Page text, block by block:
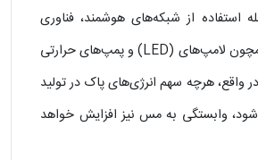
استفاده از شبکه‌های هوشمند، فناوری
مرتبط با روشنایی همچون لامپ‌های (LED) و پمپ‌های حرارتی
هرچه سهم انرژی‌های پاک در تولید
شود، وابستگی به مس نیز افزایش خواهد